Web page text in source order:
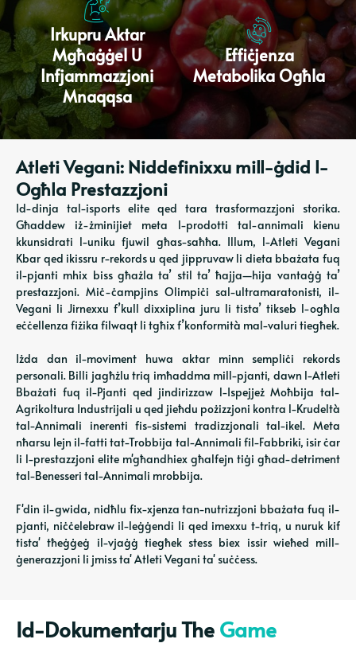
Irkupru Aktar
Mgħaġġel U
Infjammazzjoni
Mnaqqsa
Effiċjenza
Metabolika Ogħla
Atleti Vegani: Niddefinixxu mill-ġdid l-
Ogħla Prestazzjoni
Id-dinja tal-isports elite qed tara trasformazzjoni storika.
Għaddew iż-żminijiet meta l-prodotti tal-annimali kienu
kkunsidrati l-uniku fjuwil għas-saħħa. Illum, l-Atleti Vegani
Kbar qed ikissru r-rekords u qed jippruvaw li dieta bbażata fuq
il-pjanti mhix biss għażla ta’ stil ta’ ħajja—hija vantaġġ ta’
prestazzjoni. Miċ-ċampjins Olimpiċi sal-ultramaratonisti, il-
Vegani li Jirnexxu f’kull dixxiplina juru li tista’ tikseb l-ogħla
eċċellenza fiżika filwaqt li tgħix f’konformità mal-valuri tiegħek.
Iżda dan il-moviment huwa aktar minn sempliċi rekords
personali. Billi jagħżlu triq imħaddma mill-pjanti, dawn l-Atleti
Bbażati fuq il-Pjanti qed jindirizzaw l-Ispejjeż Moħbija tal-
Agrikoltura Industrijali u qed jieħdu pożizzjoni kontra l-Krudeltà
tal-Annimali inerenti fis-sistemi tradizzjonali tal-ikel. Meta
nħarsu lejn il-fatti tat-Trobbija tal-Annimali fil-Fabbriki, isir ċar
li l-prestazzjoni elite m'għandhiex għalfejn tiġi għad-detriment
tal-Benesseri tal-Annimali mrobbija.
F'din il-gwida, nidħlu fix-xjenza tan-nutrizzjoni bbażata fuq il-
pjanti, niċċelebraw il-leġġendi li qed imexxu t-triq, u nuruk kif
tista' tħeġġeġ il-vjaġġ tiegħek stess biex issir wieħed mill-
ġenerazzjoni li jmiss ta' Atleti Vegani ta' suċċess.
Id-Dokumentarju TheGame